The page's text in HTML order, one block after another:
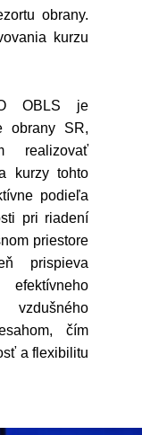
obrany.
kurzu
OBLS je
obrany SR,
realizovať
kurzy tohto
podieľa
pri riadení
priestore
prispieva
čím
a flexibilitu